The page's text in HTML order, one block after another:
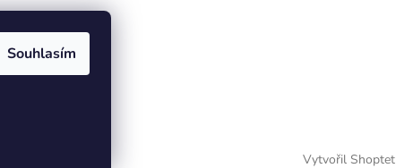
Souhlasím
Vytvořil Shoptet